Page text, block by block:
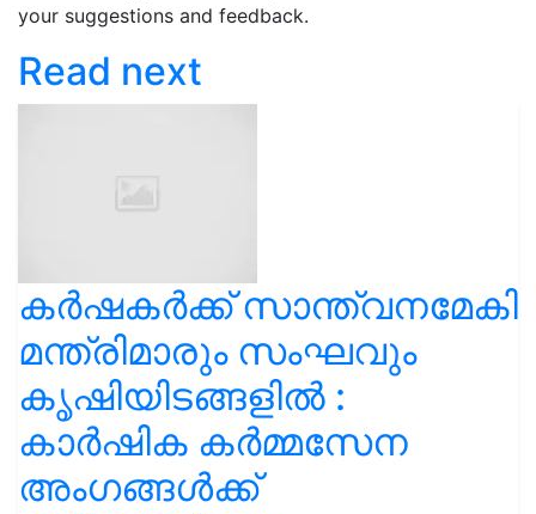
your suggestions and feedback.
Read next
കർഷകർക്ക് സാന്ത്വനമേകി
മന്ത്രിമാരും സംഘവും
കൃഷിയിടങ്ങളിൽ :
കാർഷിക കർമ്മസേന
അംഗങ്ങൾക്ക്